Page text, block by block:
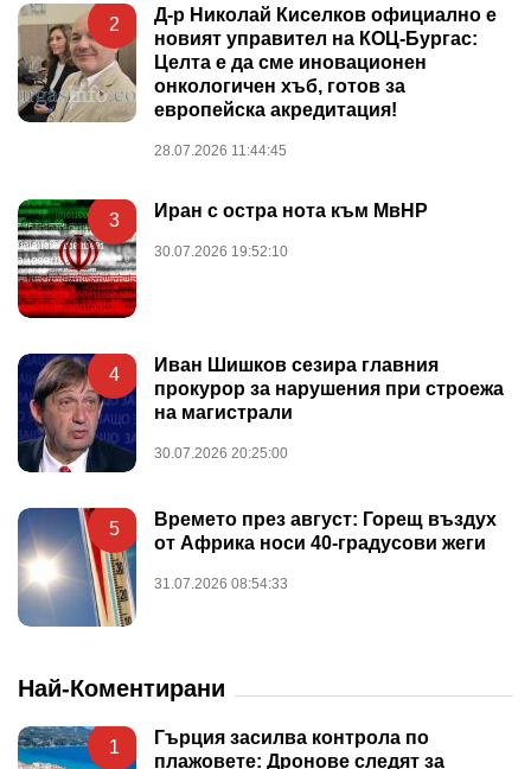
2
Д-р Николай Киселков официално е
новият управител на КОЦ-Бургас:
Целта е да сме иновационен
онкологичен хъб, готов за
европейска акредитация!
28.07.2026 11:44:45
3 Иран с остра нота към МвНР
30.07.2026 19:52:10
4
Иван Шишков сезира главния
прокурор за нарушения при строежа
на магистрали
30.07.2026 20:25:00
5
Времето през август: Горещ въздух
от Африка носи 40-градусови жеги
31.07.2026 08:54:33
Най-Коментирани
1
Гърция засилва контрола по
плажовете: Дронове следят за